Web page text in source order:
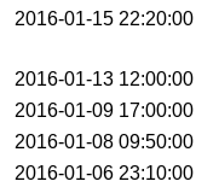
2016-01-15 22:20:00
2016-01-13 12:00:00
2016-01-09 17:00:00
2016-01-08 09:50:00
2016-01-06 23:10:00